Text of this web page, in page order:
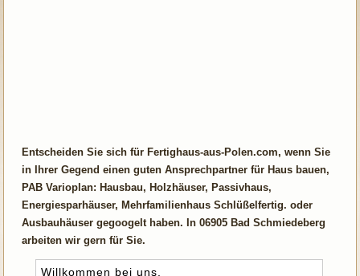
Entscheiden Sie sich für Fertighaus-aus-Polen.com, wenn Sie
in Ihrer Gegend einen guten Ansprechpartner für Haus bauen,
PAB Varioplan: Hausbau, Holzhäuser, Passivhaus,
Energiesparhäuser, Mehrfamilienhaus Schlüßelfertig. oder
Ausbauhäuser gegoogelt haben. In 06905 Bad Schmiedeberg
arbeiten wir gern für Sie.
Willkommen bei uns.